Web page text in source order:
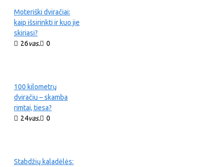
Moteriški dviračiai:
kaip išsirinkti ir kuo jie
skiriasi?
26vas. 0
100 kilometrų
dviračiu – skamba
rimtai, tiesa?
24vas. 0
Stabdžių kaladėlės: